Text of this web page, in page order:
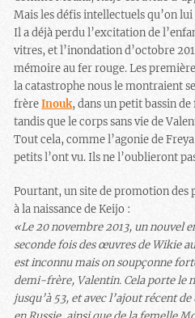
Mais les défis intellectuels qu’on
Il a déjà perdu l’excitation de
vitres, et l’inondation d’octobre
mémoire au fer rouge. Les
la catastrophe nous le montraient
frèreInouk, dans un petit bassin
tandis que le corps sans vie de
Tout cela, comme l’agonie de
petits l’ont vu. Ils ne l’oublieront
Pourtant, un site de promotion des
à la naissance de Keijo :
«Le 20 novembre 2013, un nouvel
seconde fois des œuvres de Wikie
est inconnu mais on soupçonne
demi-frère, Valentin. Cela porte le
jusqu’à 53, et avec l’ajout récent